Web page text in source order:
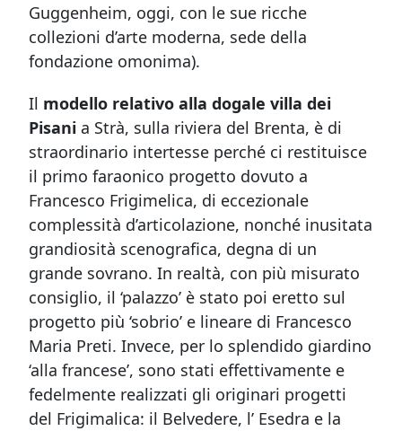
Guggenheim, oggi, con le sue ricche
collezioni d’arte moderna, sede della
fondazione omonima).
Il modello relativo alla dogale villa dei
Pisani a Strà, sulla riviera del Brenta, è di
straordinario intertesse perché ci restituisce
il primo faraonico progetto dovuto a
Francesco Frigimelica, di eccezionale
complessità d’articolazione, nonché inusitata
grandiosità scenografica, degna di un
grande sovrano. In realtà, con più misurato
consiglio, il ‘palazzo’ è stato poi eretto sul
progetto più ‘sobrio’ e lineare di Francesco
Maria Preti. Invece, per lo splendido giardino
‘alla francese’, sono stati effettivamente e
fedelmente realizzati gli originari progetti
del Frigimalica: il Belvedere, l’ Esedra e la